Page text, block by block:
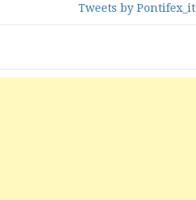
Tweets by Pontifex_it